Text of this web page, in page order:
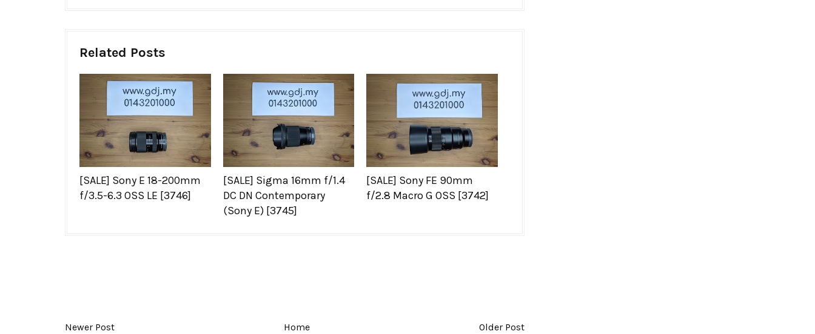
Related Posts
[SALE] Sony E 18-200mm
f/3.5-6.3 OSS LE [3746]
[SALE] Sigma 16mm f/1.4
DC DN Contemporary
(Sony E) [3745]
[SALE] Sony FE 90mm
f/2.8 Macro G OSS [3742]
Newer Post Home Older Post